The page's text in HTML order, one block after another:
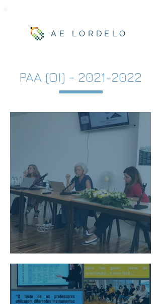
AE LORDELO
PAA (OI) - 2021-2022
Seminário "Avaliação referida a critérios"